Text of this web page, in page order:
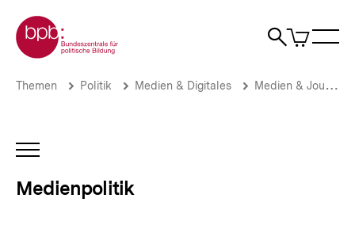
zum
Seiteninhalt
springen
Zur Startseite der bpb
Suche
Artikel
im
Video-
(in
Mio.)
Web-
Brotkrümelnavigation
Pfadnavigation
Themen Politik Medien & Digitales Medien & Journalismus
INHALTSNAVIGATION
Medienpolitik